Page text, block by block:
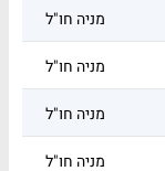
מניה חו"ל
מניה חו"ל
מניה חו"ל
מניה חו"ל